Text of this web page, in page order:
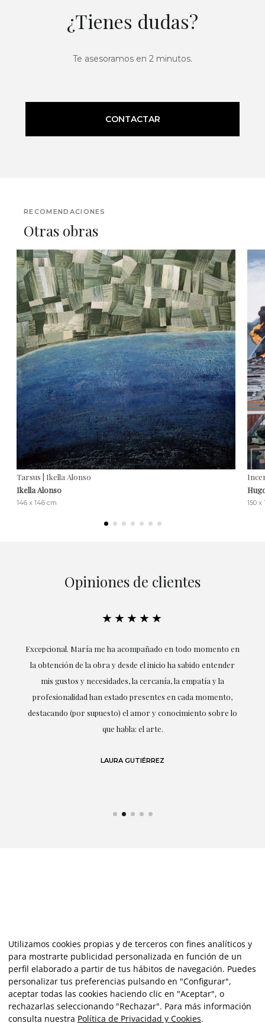
¿Tienes dudas?
Te asesoramos en 2 minutos.
CONTACTAR
RECOMENDACIONES
Otras obras
Tarsus | Ikella Alonso
Ikella Alonso
146 x 146 cm 150 x
Opiniones de clientes
★★★★★
Excepcional. María me ha acompañado en todo momento en
la obtención de la obra y desde el inicio ha sabido entender
mis gustos y necesidades, la cercanía, la empatía y la
profesionalidad han estado presentes en cada momento,
destacando (por supuesto) el amor y conocimiento sobre lo
que habla: el arte.
LAURA GUTIÉRREZ
Utilizamos cookies propias y de terceros con fines analíticos y
para mostrarte publicidad personalizada en función de un
perfil elaborado a partir de tus hábitos de navegación. Puedes
personalizar tus preferencias pulsando en "Configurar",
aceptar todas las cookies haciendo clic en "Aceptar", o
rechazarlas seleccionando "Rechazar". Para más información
consulta nuestra Política de Privacidad y Cookies.